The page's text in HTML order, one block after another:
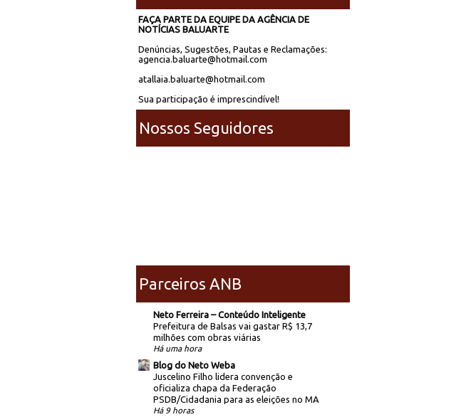
FAÇA PARTE DA EQUIPE DA AGÊNCIA DE
NOTÍCIAS BALUARTE
Denúncias, Sugestões, Pautas e Reclamações:
agencia.baluarte@hotmail.com
atallaia.baluarte@hotmail.com
Sua participação é imprescindível!
Nossos Seguidores
Parceiros ANB
Neto Ferreira – Conteúdo Inteligente
Prefeitura de Balsas vai gastar R$ 13,7
milhões com obras viárias
Há uma hora
Blog do Neto Weba
Juscelino Filho lidera convenção e
oficializa chapa da Federação
PSDB/Cidadania para as eleições no MA
Há 9 horas